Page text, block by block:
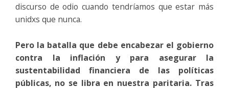
discurso de odio cuando tendríamos que estar más
unidxs que nunca.
Pero la batalla que debe encabezar el gobierno
contra la inflación y para asegurar la
sustentabilidad financiera de las políticas
públicas, no se libra en nuestra paritaria. Tras